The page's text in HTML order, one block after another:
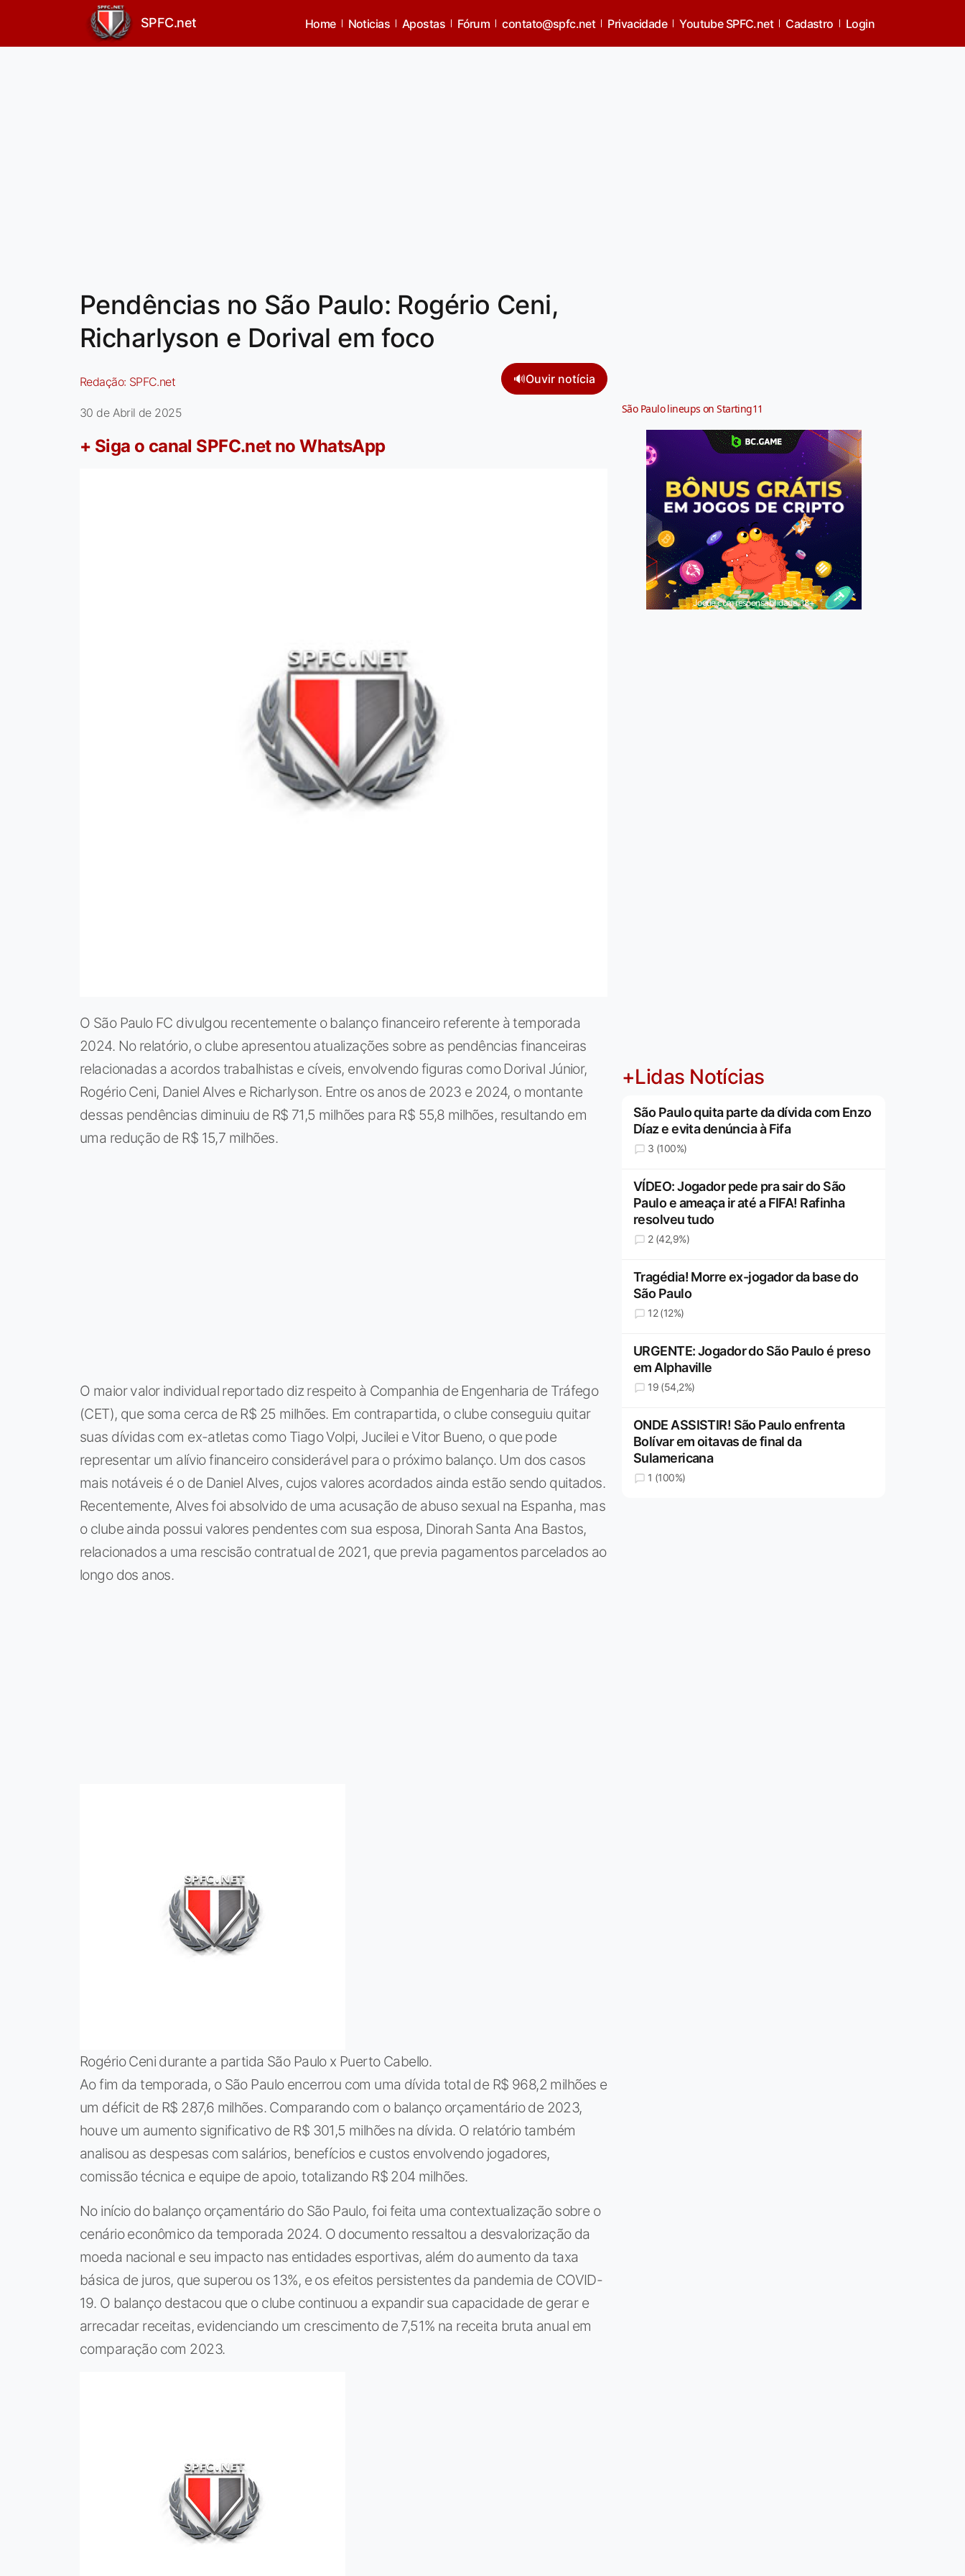
SPFC.net Home Noticias Apostas Fórum contato@spfc.net Privacidade Youtube SPFC.net Cadastro Login
Pendências no São Paulo: Rogério Ceni,
Richarlyson e Dorival em foco
Redação: SPFC.net 🔊Ouvir notícia
30 de Abril de 2025
+ Siga o canal SPFC.net no WhatsApp
O São Paulo FC divulgou recentemente o balanço financeiro referente à temporada
2024. No relatório, o clube apresentou atualizações sobre as pendências financeiras
relacionadas a acordos trabalhistas e cíveis, envolvendo figuras como Dorival Júnior,
Rogério Ceni, Daniel Alves e Richarlyson. Entre os anos de 2023 e 2024, o montante
dessas pendências diminuiu de R$ 71,5 milhões para R$ 55,8 milhões, resultando em
uma redução de R$ 15,7 milhões.
O maior valor individual reportado diz respeito à Companhia de Engenharia de Tráfego
(CET), que soma cerca de R$ 25 milhões. Em contrapartida, o clube conseguiu quitar
suas dívidas com ex-atletas como Tiago Volpi, Jucilei e Vitor Bueno, o que pode
representar um alívio financeiro considerável para o próximo balanço. Um dos casos
mais notáveis é o de Daniel Alves, cujos valores acordados ainda estão sendo quitados.
Recentemente, Alves foi absolvido de uma acusação de abuso sexual na Espanha, mas
o clube ainda possui valores pendentes com sua esposa, Dinorah Santa Ana Bastos,
relacionados a uma rescisão contratual de 2021, que previa pagamentos parcelados ao
longo dos anos.
Rogério Ceni durante a partida São Paulo x Puerto Cabello.
Ao fim da temporada, o São Paulo encerrou com uma dívida total de R$ 968,2 milhões e
um déficit de R$ 287,6 milhões. Comparando com o balanço orçamentário de 2023,
houve um aumento significativo de R$ 301,5 milhões na dívida. O relatório também
analisou as despesas com salários, benefícios e custos envolvendo jogadores,
comissão técnica e equipe de apoio, totalizando R$ 204 milhões.
No início do balanço orçamentário do São Paulo, foi feita uma contextualização sobre o
cenário econômico da temporada 2024. O documento ressaltou a desvalorização da
moeda nacional e seu impacto nas entidades esportivas, além do aumento da taxa
básica de juros, que superou os 13%, e os efeitos persistentes da pandemia de COVID-
19. O balanço destacou que o clube continuou a expandir sua capacidade de gerar e
arrecadar receitas, evidenciando um crescimento de 7,51% na receita bruta anual em
comparação com 2023.
São Paulo lineups on Starting11
Jogue com responsabilidade. 18+
+Lidas Notícias
São Paulo quita parte da dívida com Enzo
Díaz e evita denúncia à Fifa
3 (100%)
VÍDEO: Jogador pede pra sair do São
Paulo e ameaça ir até a FIFA! Rafinha
resolveu tudo
2 (42,9%)
Tragédia! Morre ex-jogador da base do
São Paulo
12 (12%)
URGENTE: Jogador do São Paulo é preso
em Alphaville
19 (54,2%)
ONDE ASSISTIR! São Paulo enfrenta
Bolívar em oitavas de final da
Sulamericana
1 (100%)